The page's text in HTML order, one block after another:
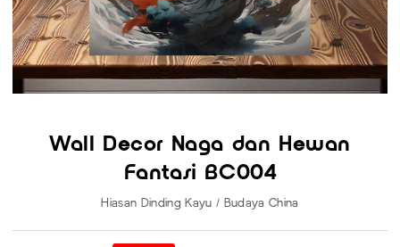
Wall Decor Naga dan Hewan
Fantasi BC004
Hiasan Dinding Kayu / Budaya China